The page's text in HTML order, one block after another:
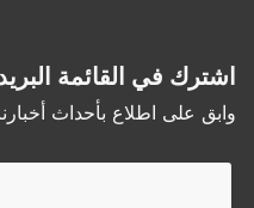
اشترك في القائمة
وابق على اطلاع بأحداث